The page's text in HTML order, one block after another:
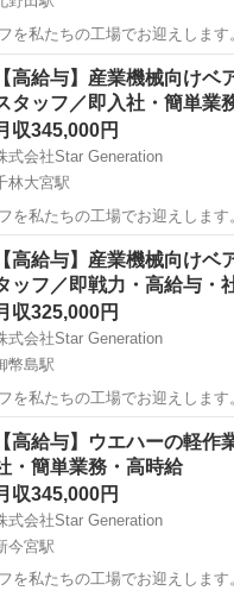
を私たちの工場でお迎えしま
せ、最高の品質を保つことが
かりとしたサポート体制があ
製...
北野田駅 半導体 電子部品
【高給与】産業機械向けベ
タッフ／即入社・簡単業
収345,000円
式会社Star Generation
林大宮駅
を私たちの工場でお迎えします
せ、最高の品質を保つことが
かりとしたサポート体制があ
...
千林大宮駅 半導体
【高給与】産業機械向けベ
ッフ／即戦力・高給与・
収325,000円
式会社Star Generation
幣島駅
を私たちの工場でお迎えします
せ、最高の品質を保つことが
かりとしたサポート体制があ
製...
御幣島駅 社会保
【高給与】ウエハーの軽作
・簡単業務・高時給
収345,000円
式会社Star Generation
今宮駅
を私たちの工場でお迎えしま